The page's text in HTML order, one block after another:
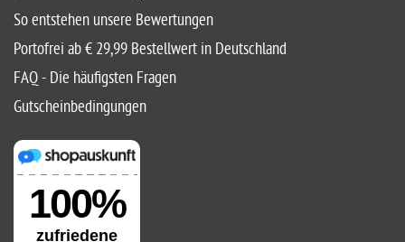
So entstehen unsere Bewertungen
Portofrei ab € 29,99 Bestellwert in Deutschland
FAQ - Die häufigsten Fragen
Gutscheinbedingungen